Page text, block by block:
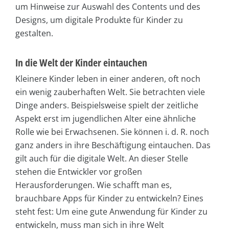
um Hinweise zur Auswahl des Contents und des
Designs, um digitale Produkte für Kinder zu
gestalten.
In die Welt der Kinder eintauchen
Kleinere Kinder leben in einer anderen, oft noch
ein wenig zauberhaften Welt. Sie betrachten viele
Dinge anders. Beispielsweise spielt der zeitliche
Aspekt erst im jugendlichen Alter eine ähnliche
Rolle wie bei Erwachsenen. Sie können i. d. R. noch
ganz anders in ihre Beschäftigung eintauchen. Das
gilt auch für die digitale Welt. An dieser Stelle
stehen die Entwickler vor großen
Herausforderungen. Wie schafft man es,
brauchbare Apps für Kinder zu entwickeln? Eines
steht fest: Um eine gute Anwendung für Kinder zu
entwickeln, muss man sich in ihre Welt